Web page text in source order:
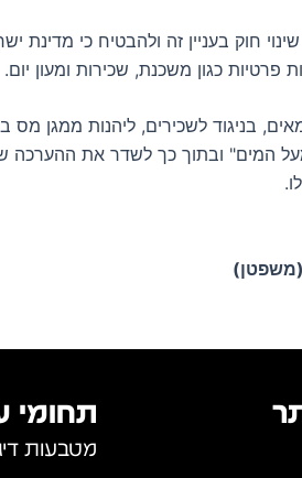
שינוי חוק בעניין זה ולהבטיח כי
פרטיות כגון משכנת, שכירות ומעון יום.
בניגוד לשכירים, ליהנות ממגן מס
המים" ובתוך כך לשדר את ההערכה
(משפטן)
תחומי
מטבעות